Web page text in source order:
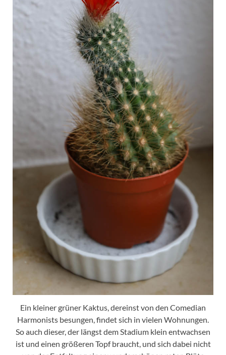
Ein kleiner grüner Kaktus, dereinst von den Comedian
Harmonists besungen, findet sich in vielen Wohnungen.
So auch dieser, der längst dem Stadium klein entwachsen
ist und einen größeren Topf braucht, und sich dabei nicht